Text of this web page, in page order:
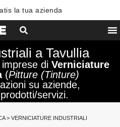
la tua azienda
a Tavullia
di Verniciature
(Pitture (Tinture)
su aziende,
servizi.
> VERNICIATURE INDUSTRIALI